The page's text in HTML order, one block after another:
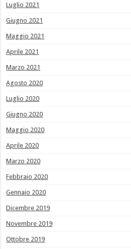
Luglio 2021
Giugno 2021
Maggio 2021
Aprile 2021
Marzo 2021
Agosto 2020
Luglio 2020
Giugno 2020
Maggio 2020
Aprile 2020
Marzo 2020
Febbraio 2020
Gennaio 2020
Dicembre 2019
Novembre 2019
Ottobre 2019